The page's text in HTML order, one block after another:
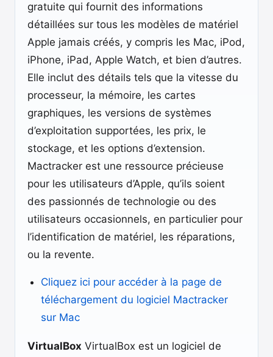
gratuite qui fournit des informations
détaillées sur tous les modèles de matériel
Apple jamais créés, y compris les Mac, iPod,
iPhone, iPad, Apple Watch, et bien d’autres.
Elle inclut des détails tels que la vitesse du
processeur, la mémoire, les cartes
graphiques, les versions de systèmes
d’exploitation supportées, les prix, le
stockage, et les options d’extension.
Mactracker est une ressource précieuse
pour les utilisateurs d’Apple, qu’ils soient
des passionnés de technologie ou des
utilisateurs occasionnels, en particulier pour
l’identification de matériel, les réparations,
ou la revente.
Cliquez ici pour accéder à la page de
téléchargement du logiciel Mactracker
sur Mac
VirtualBox VirtualBox est un logiciel de